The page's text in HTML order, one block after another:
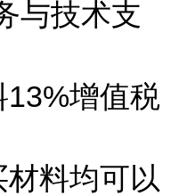
与技术支
增值税
料均可以